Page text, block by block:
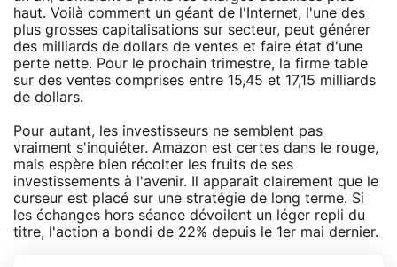
haut. Voilà comment un géant de l'Internet, l'une des
plus grosses capitalisations sur secteur, peut générer
des milliards de dollars de ventes et faire état d'une
perte nette. Pour le prochain trimestre, la firme table
sur des ventes comprises entre 15,45 et 17,15 milliards
de dollars.
Pour autant, les investisseurs ne semblent pas
vraiment s'inquiéter. Amazon est certes dans le rouge,
mais espère bien récolter les fruits de ses
investissements à l'avenir. Il apparaît clairement que le
curseur est placé sur une stratégie de long terme. Si
les échanges hors séance dévoilent un léger repli du
titre, l'action a bondi de 22% depuis le 1er mai dernier.